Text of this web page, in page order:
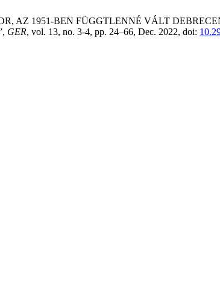
AZ 1951-BEN FÜGGTLENNÉ VÁLT
GER, vol. 13, no. 3-4, pp. 24–66, Dec. 2022, doi: